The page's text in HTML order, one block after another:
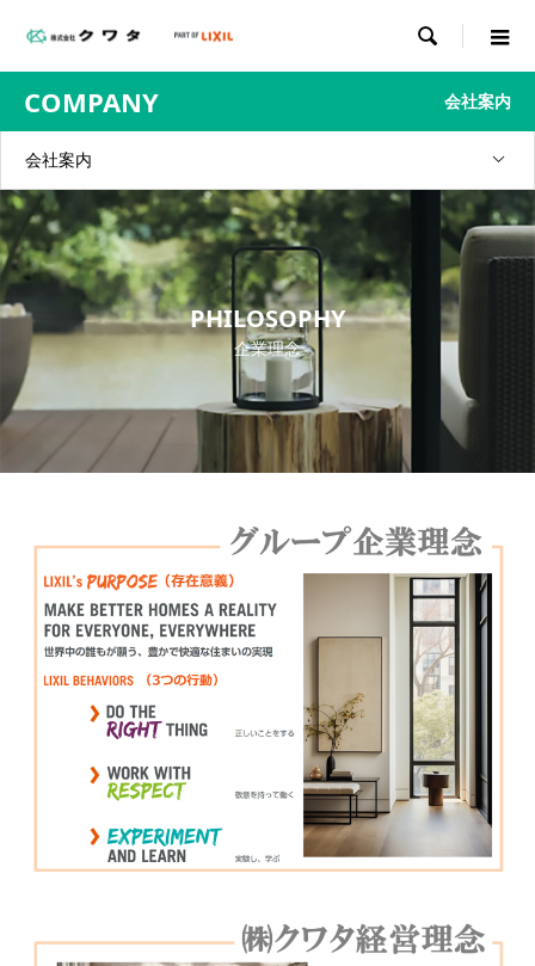

COMPANY 会社案内
会社案内
PHILOSOPHY
企業理念